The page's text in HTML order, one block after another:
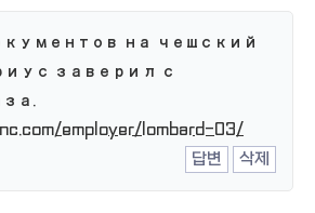
на чешский
заверил с
employer/lombard-03/
답변
삭제